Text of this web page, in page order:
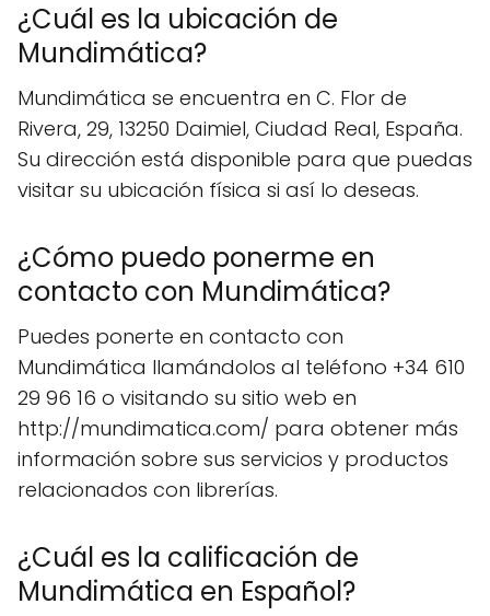
¿Cuál es la ubicación de
Mundimática?
Mundimática se encuentra en C. Flor de
Rivera, 29, 13250 Daimiel, Ciudad Real, España.
Su dirección está disponible para que puedas
visitar su ubicación física si así lo deseas.
¿Cómo puedo ponerme en
contacto con Mundimática?
Puedes ponerte en contacto con
Mundimática llamándolos al teléfono +34 610
29 96 16 o visitando su sitio web en
http://mundimatica.com/ para obtener más
información sobre sus servicios y productos
relacionados con librerías.
¿Cuál es la calificación de
Mundimática en Español?